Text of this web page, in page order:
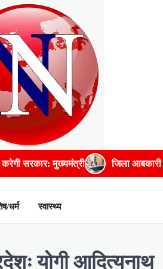
जिला आबकारी अधिकारी सहित पांच
धर्म स्वास्थ्य
योगी आदित्यनाथ